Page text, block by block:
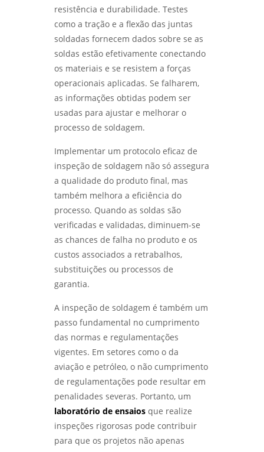
resistência e durabilidade. Testes
como a tração e a flexão das juntas
soldadas fornecem dados sobre se as
soldas estão efetivamente conectando
os materiais e se resistem a forças
operacionais aplicadas. Se falharem,
as informações obtidas podem ser
usadas para ajustar e melhorar o
processo de soldagem.
Implementar um protocolo eficaz de
inspeção de soldagem não só assegura
a qualidade do produto final, mas
também melhora a eficiência do
processo. Quando as soldas são
verificadas e validadas, diminuem-se
as chances de falha no produto e os
custos associados a retrabalhos,
substituições ou processos de
garantia.
A inspeção de soldagem é também um
passo fundamental no cumprimento
das normas e regulamentações
vigentes. Em setores como o da
aviação e petróleo, o não cumprimento
de regulamentações pode resultar em
penalidades severas. Portanto, um
laboratório de ensaiosque realize
inspeções rigorosas pode contribuir
para que os projetos não apenas